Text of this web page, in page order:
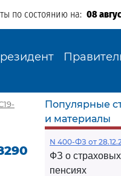
по состоянию на: 08
Популярные
и материалы
N 400-ФЗ от
ФЗ о страховых
пенсиях